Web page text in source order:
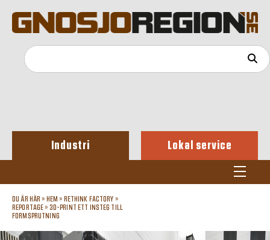
Industri Lokal service
DU ÄR HÄR » HEM » RETHINK FACTORY »
REPORTAGE» 3D-PRINT ETT INSTEG TILL
FORMSPRUTNING